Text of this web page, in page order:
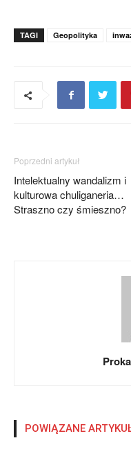
TAGI Geopolityka
Poprzedni artykuł
Intelektualny wandalizm i
kulturowa chuliganeria…
Straszno czy śmieszno?
POWIĄZANE